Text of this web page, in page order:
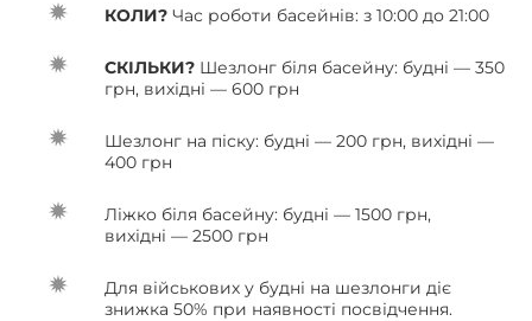
КОЛИ? Час роботи басейнів: з 10:00 до 21:00
СКІЛЬКИ? Шезлонг біля басейну: будні — 350
грн, вихідні — 600 грн
Шезлонг на піску: будні — 200 грн, вихідні —
400 грн
Ліжко біля басейну: будні — 1500 грн,
вихідні — 2500 грн
Для військових у будні на шезлонги діє
знижка 50% при наявності посвідчення.